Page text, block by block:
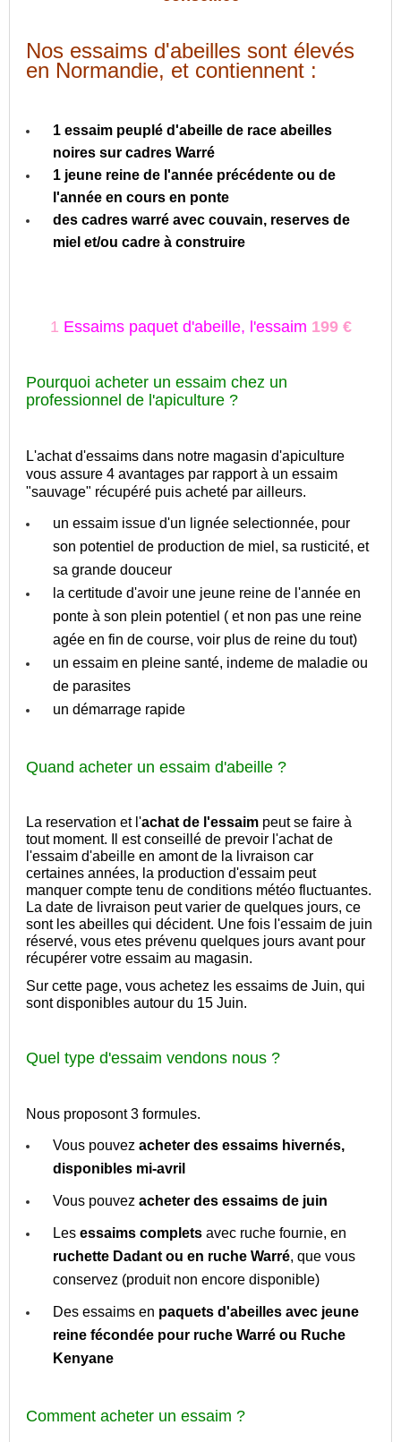
Nos essaims d'abeilles sont élevés
en Normandie, et contiennent :
1 essaim peuplé d'abeille de race abeilles
noires sur cadres Warré
1 jeune reine de l'année précédente ou de
l'année en cours en ponte
des cadres warré avec couvain, reserves de
miel et/ou cadre à construire
1 Essaimspaquet d'abeille, l'essaim 199 €
Pourquoi acheter un essaim chez un
professionnel de l'apiculture ?
L'achat d'essaims dans notre magasin d'apiculture
vous assure 4 avantages par rapport à un essaim
"sauvage" récupéré puis acheté par ailleurs.
un essaim issue d'un lignée selectionnée, pour
son potentiel de production de miel, sa rusticité, et
sa grande douceur
la certitude d'avoir une jeune reine de l'année en
ponte à son plein potentiel ( et non pas une reine
agée en fin de course, voir plus de reine du tout)
un essaim en pleine santé, indeme de maladie ou
de parasites
un démarrage rapide
Quand acheter un essaim d'abeille ?
La reservation et l'achat de l'essaim peut se faire à
tout moment. Il est conseillé de prevoir l'achat de
l'essaim d'abeille en amont de la livraison car
certaines années, la production d'essaim peut
manquer compte tenu de conditions météo fluctuantes.
La date de livraison peut varier de quelques jours, ce
sont les abeilles qui décident. Une fois l'essaim de juin
réservé, vous etes prévenu quelques jours avant pour
récupérer votre essaim au magasin.
Sur cette page, vous achetez les essaims de Juin, qui
sont disponibles autour du 15 Juin.
Quel type d'essaim vendons nous ?
Nous proposont 3 formules.
Vous pouvezacheter des essaims hivernés,
disponibles mi-avril
Vous pouvezacheter des essaims de juin
Lesessaims complets avec ruche fournie, en
ruchette Dadant ou en ruche Warré, que vous
conservez (produit non encore disponible)
Des essaims en paquets d'abeilles avec jeune
reine fécondée pour ruche Warré ou Ruche
Kenyane
Comment acheter un essaim ?